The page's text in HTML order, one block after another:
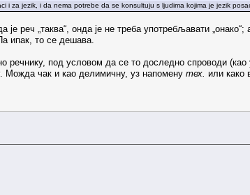
za jezik, i da nema potrebe da se konsultuju s ljudima kojima je jezik
реч „таква“, онда је не треба употребљавати
ипак, то се дешава.
речнику, под условом да се то доследно спроводи
Можда чак и као делимичну, уз напомену тех. или како